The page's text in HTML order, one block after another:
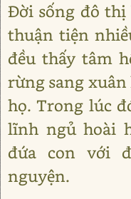
Đời sống đô thị
thuận tiện
đều thấy tâm
rừng sang
họ. Trong lúc
lĩnh ngủ hoài
đứa con với
nguyện.